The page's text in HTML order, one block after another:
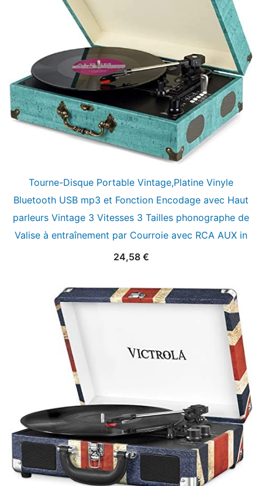
Tourne-Disque Portable Vintage,Platine Vinyle
Bluetooth USB mp3 et Fonction Encodage avec Haut
parleurs Vintage 3 Vitesses 3 Tailles phonographe de
Valise à entraînement par Courroie avec RCA AUX in
24,58 €